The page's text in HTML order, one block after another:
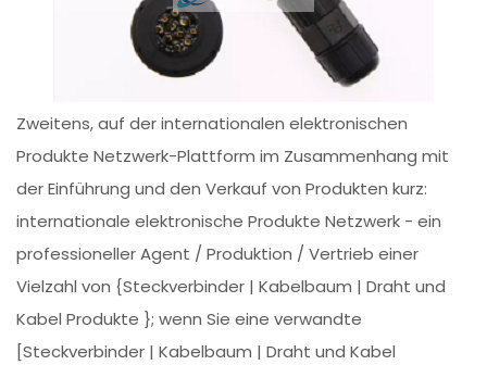
Zweitens, auf der internationalen elektronischen
Produkte Netzwerk-Plattform im Zusammenhang mit
der Einführung und den Verkauf von Produkten kurz:
internationale elektronische Produkte Netzwerk - ein
professioneller Agent / Produktion / Vertrieb einer
Vielzahl von {Steckverbinder | Kabelbaum | Draht und
Kabel Produkte }; wenn Sie eine verwandte
[Steckverbinder | Kabelbaum | Draht und Kabel